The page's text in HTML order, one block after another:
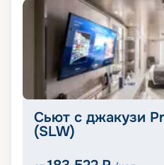
Сьют с джакузи
(SLW)